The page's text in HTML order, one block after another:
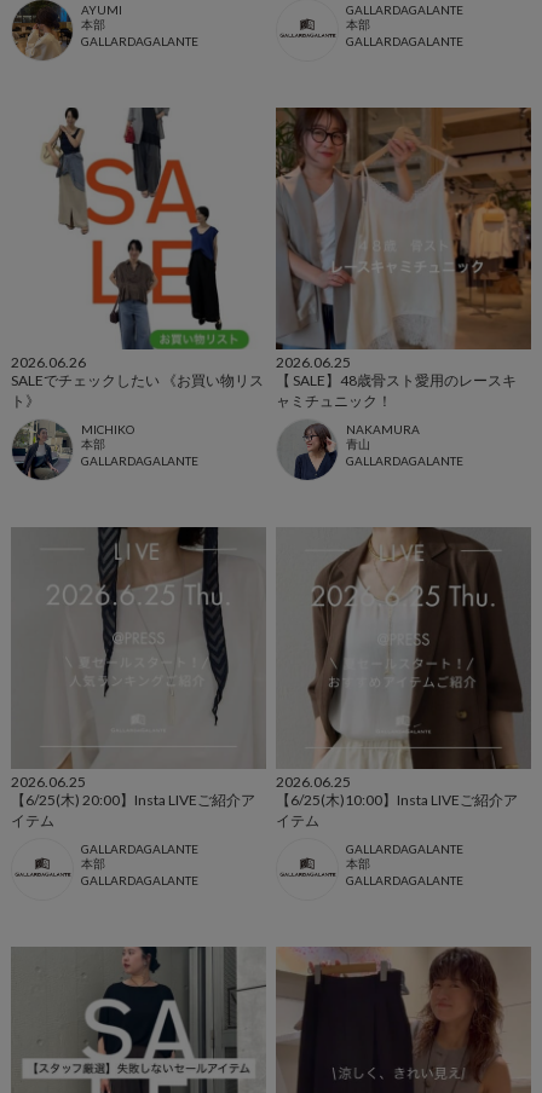
AYUMI
本部
GALLARDAGALANTE
GALLARDAGALANTE
本部
GALLARDAGALANTE
2026.06.26
SALEでチェックしたい 《お買い物リス
ト》
MICHIKO
本部
GALLARDAGALANTE
2026.06.25
【 SALE】48歳骨スト愛用のレースキ
ャミチュニック！
NAKAMURA
青山
GALLARDAGALANTE
2026.06.25
【6/25(木) 20:00】Insta LIVEご紹介ア
イテム
GALLARDAGALANTE
本部
GALLARDAGALANTE
2026.06.25
【6/25(木)10:00】Insta LIVEご紹介ア
イテム
GALLARDAGALANTE
本部
GALLARDAGALANTE